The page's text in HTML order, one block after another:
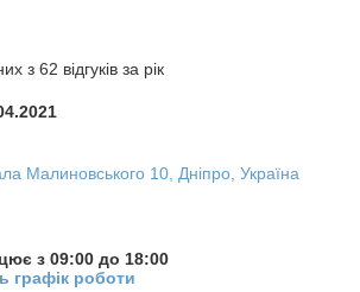
з 62 відгуків за рік
Малиновського 10, Дніпро, Україна
з 09:00 до 18:00
графік роботи